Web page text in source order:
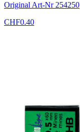
Original Art-Nr 254250
CHF0.40